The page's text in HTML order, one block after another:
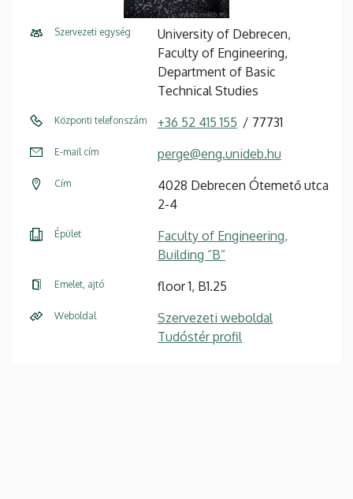
Szervezeti egység
University of Debrecen,
Faculty of Engineering,
Department of Basic
Technical Studies
Központi telefonszám +36 52 415 155 77731
E-mail cím perge@eng.unideb.hu
Cím
4028 Debrecen Ótemető utca
2-4
Épület
Faculty of Engineering,
Building “B”
Emelet, ajtó floor 1, B1.25
Weboldal
Szervezeti weboldal
Tudóstér profil